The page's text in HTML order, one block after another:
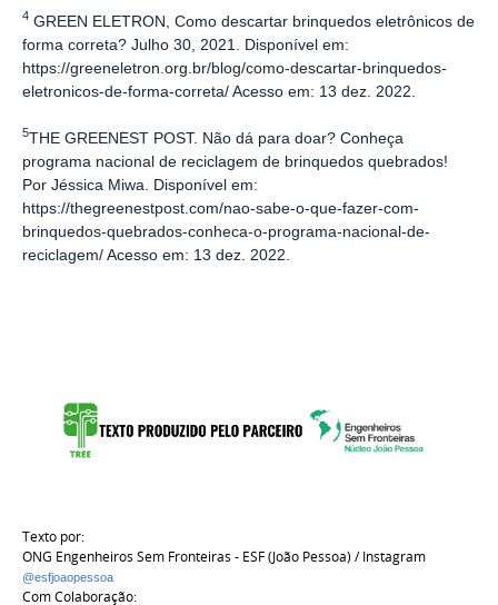
4 GREEN ELETRON, Como descartar brinquedos eletrônicos de
forma correta? Julho 30, 2021. Disponível em:
https://greeneletron.org.br/blog/como-descartar-brinquedos-
eletronicos-de-forma-correta/ Acesso em: 13 dez. 2022.
5THE GREENEST POST. Não dá para doar? Conheça
programa nacional de reciclagem de brinquedos quebrados!
Por Jéssica Miwa. Disponível em:
https://thegreenestpost.com/nao-sabe-o-que-fazer-com-
brinquedos-quebrados-conheca-o-programa-nacional-de-
reciclagem/ Acesso em: 13 dez. 2022.
Texto por:
ONG Engenheiros Sem Fronteiras - ESF (João Pessoa) / Instagram
@esfjoaopessoa
Com Colaboração: